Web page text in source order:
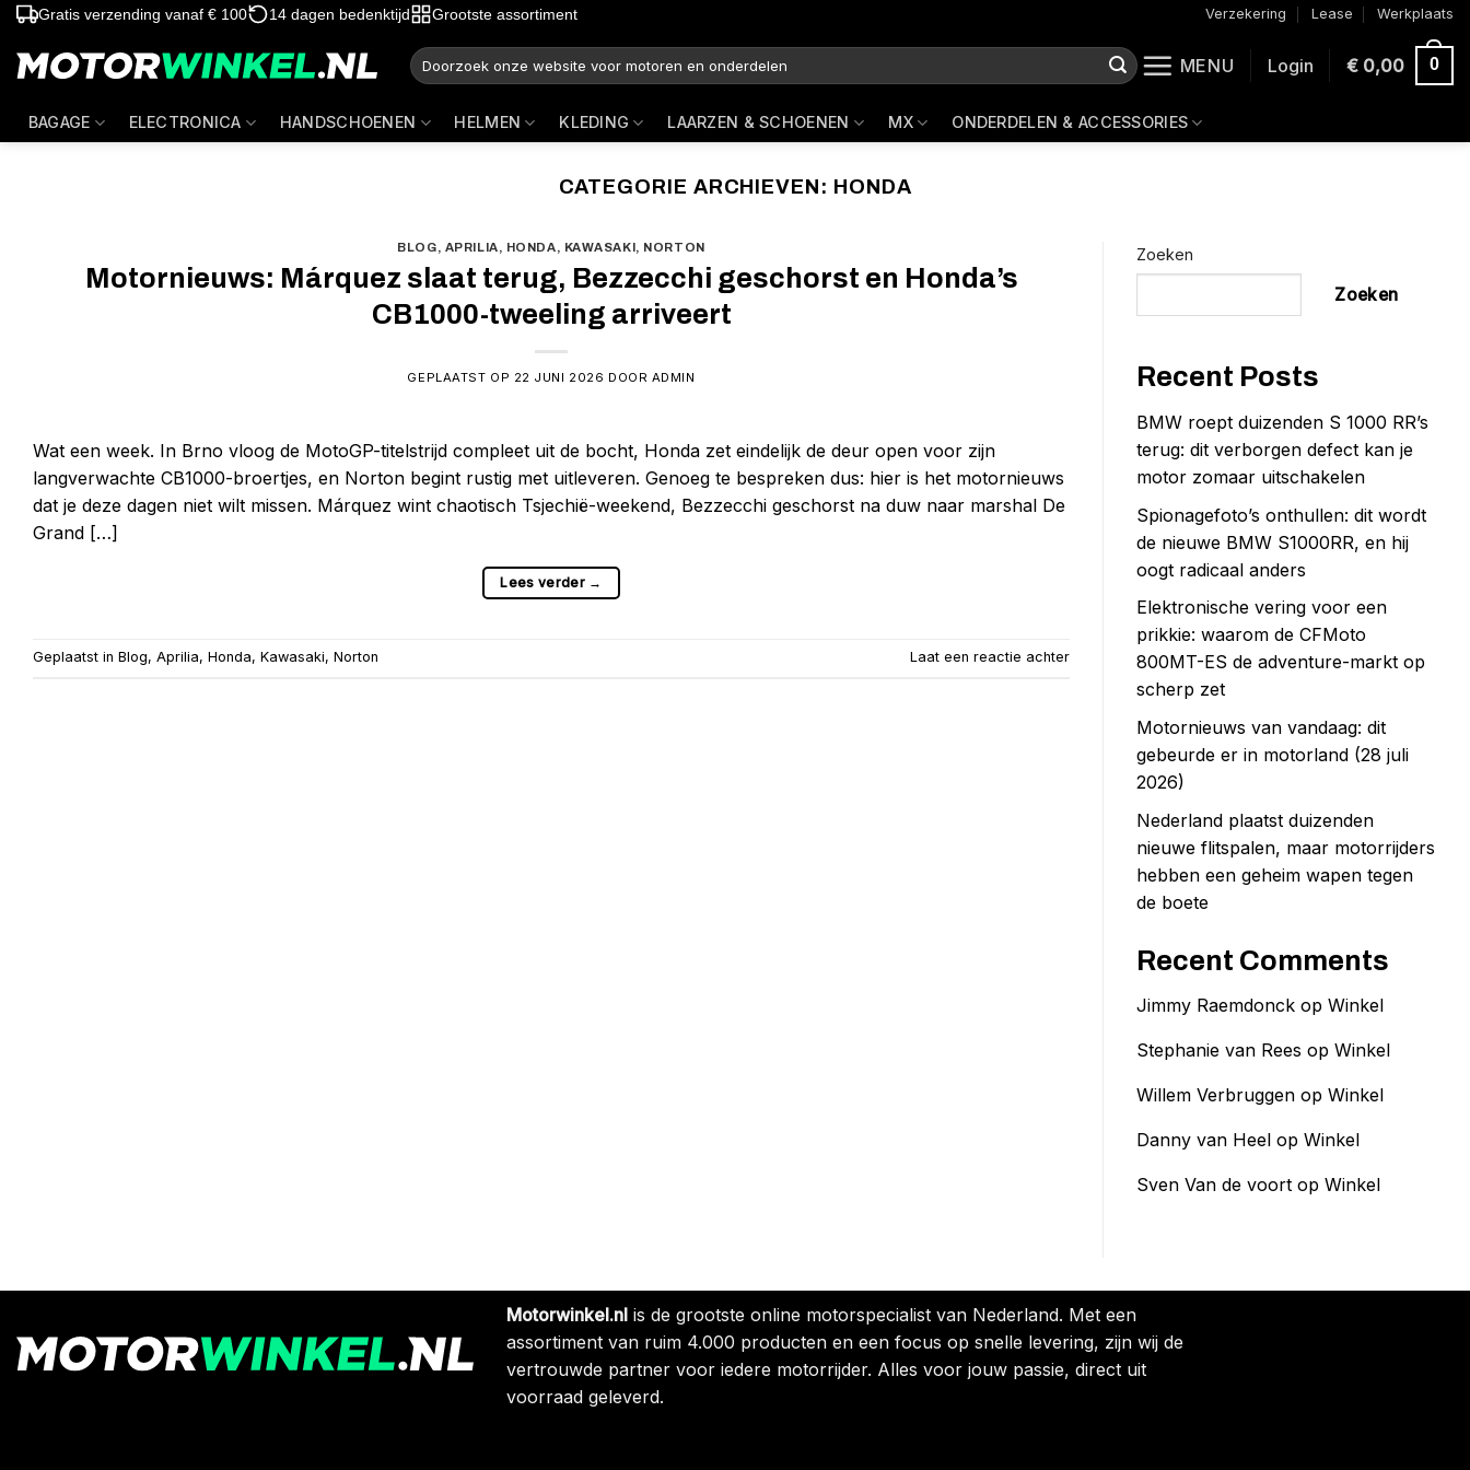
Ga
inhoud
Gratis verzending vanaf € 100 14 dagen bedenktijd Grootste assortiment Verzekering Lease Werkplaats
Zoeken
naar:
MENU Login €0,00 0
BAGAGE ELECTRONICA HANDSCHOENEN HELMEN KLEDING LAARZEN & SCHOENEN MX ONDERDELEN & ACCESSORIES
CATEGORIE ARCHIEVEN: HONDA
BLOG, APRILIA, HONDA, KAWASAKI, NORTON
Motornieuws: Márquez slaat terug, Bezzecchi geschorst en Honda’s
CB1000-tweeling arriveert
GEPLAATST OP 22 JUNI 2026 DOOR ADMIN
Wat een week. In Brno vloog de MotoGP-titelstrijd compleet uit de bocht, Honda zet eindelijk de deur open voor zijn
langverwachte CB1000-broertjes, en Norton begint rustig met uitleveren. Genoeg te bespreken dus: hier is het motornieuws
dat je deze dagen niet wilt missen. Márquez wint chaotisch Tsjechië-weekend, Bezzecchi geschorst na duw naar marshal De
Grand […]
Lees verder →
Geplaatst in Blog, Aprilia, Honda, Kawasaki, Norton Laat een reactie achter
Zoeken
Zoeken
Recent Posts
BMW roept duizenden S 1000 RR’s
terug: dit verborgen defect kan je
motor zomaar uitschakelen
Spionagefoto’s onthullen: dit wordt
de nieuwe BMW S1000RR, en hij
oogt radicaal anders
Elektronische vering voor een
prikkie: waarom de CFMoto
800MT-ES de adventure-markt op
scherp zet
Motornieuws van vandaag: dit
gebeurde er in motorland (28 juli
2026)
Nederland plaatst duizenden
nieuwe flitspalen, maar motorrijders
hebben een geheim wapen tegen
de boete
Recent Comments
Jimmy Raemdonck op Winkel
Stephanie van Rees op Winkel
Willem Verbruggen op Winkel
Danny van Heel op Winkel
Sven Van de voort op Winkel
Motorwinkel.nl is de grootste online motorspecialist van Nederland. Met een
assortiment van ruim 4.000 producten en een focus op snelle levering, zijn wij de
vertrouwde partner voor iedere motorrijder. Alles voor jouw passie, direct uit
voorraad geleverd.